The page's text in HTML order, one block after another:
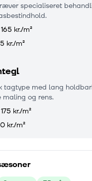
specialiseret
165 kr./m²
kr./m²
tagtype med lang
og rens.
175 kr./m²
kr./m²